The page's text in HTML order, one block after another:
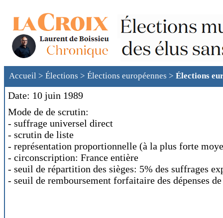
Accueil > Élections > Élections européennes > Élections
Date: 10 juin 1989
Mode de de scrutin:
- suffrage universel direct
- scrutin de liste
- représentation proportionnelle (à la plus forte
- circonscription: France entière
- seuil de répartition des sièges: 5% des suffrages
- seuil de remboursement forfaitaire des dépenses